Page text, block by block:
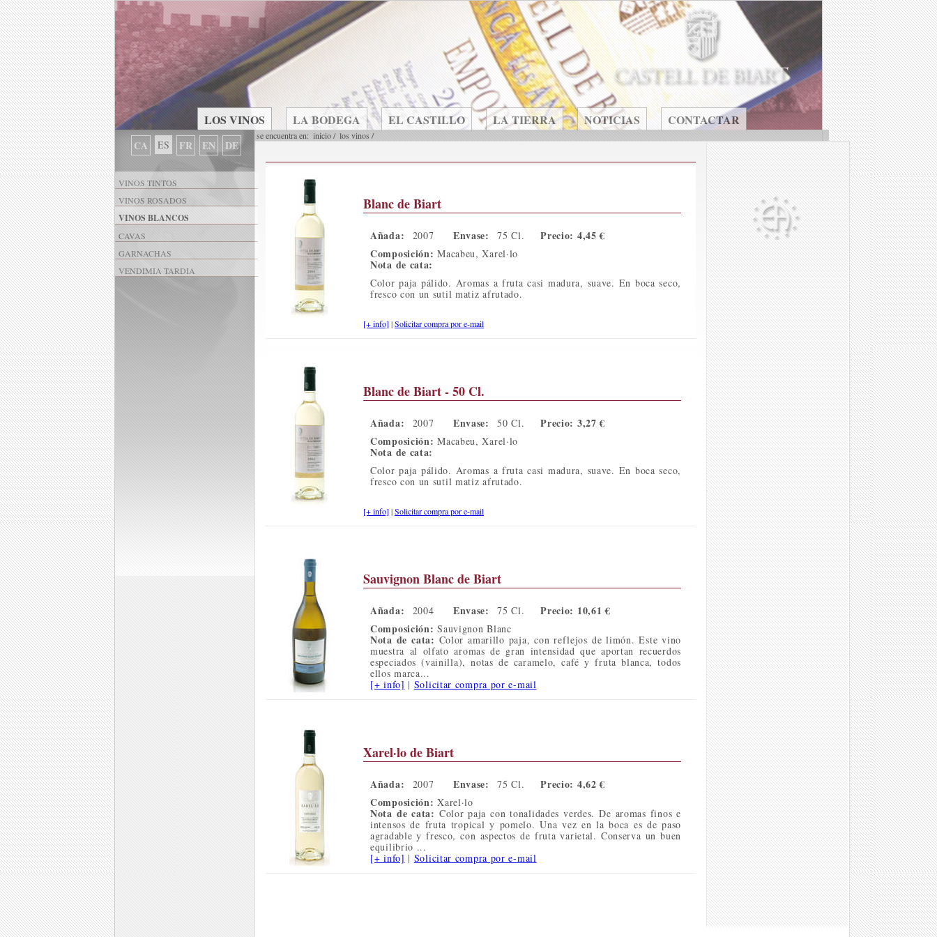
LOS VINOS LA BODEGA EL CASTILLO LA TIERRA NOTICIAS CONTACTAR
CA ES FR EN DE
VINOS TINTOS
VINOS ROSADOS
VINOS BLANCOS
CAVAS
GARNACHAS
VENDIMIA TARDIA
se encuentra en: inicio/ los vinos/
Blanc de Biart
Añada: 2007 Envase: 75 Cl.Precio: 4,45 €
Composición: Macabeu, Xarel·lo
Nota de cata:
Color paja pálido. Aromas a fruta casi madura, suave. En boca seco,
fresco con un sutil matiz afrutado.
[+ info] |Solicitar compra por e-mail
Blanc de Biart - 50 Cl.
Añada: 2007 Envase: 50 Cl.Precio: 3,27 €
Composición: Macabeu, Xarel·lo
Nota de cata:
Color paja pálido. Aromas a fruta casi madura, suave. En boca seco,
fresco con un sutil matiz afrutado.
[+ info] |Solicitar compra por e-mail
Sauvignon Blanc de Biart
Añada: 2004 Envase: 75 Cl.Precio: 10,61 €
Composición: Sauvignon Blanc
Nota de cata: Color amarillo paja, con reflejos de limón. Este vino
muestra al olfato aromas de gran intensidad que aportan recuerdos
especiados (vainilla), notas de caramelo, café y fruta blanca, todos
ellos marca...
[+ info] | Solicitar compra por e-mail
Xarel·lo de Biart
Añada: 2007 Envase: 75 Cl.Precio: 4,62 €
Composición: Xarel·lo
Nota de cata: Color paja con tonalidades verdes. De aromas finos e
intensos de fruta tropical y pomelo. Una vez en la boca es de paso
agradable y fresco, con aspectos de fruta varietal. Conserva un buen
equilibrio ...
[+ info] | Solicitar compra por e-mail